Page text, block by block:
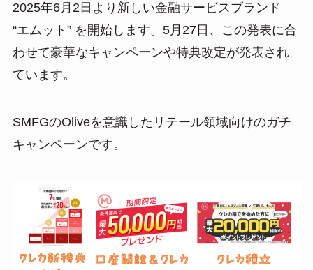
2025年6月2日より新しい金融サービスブランド
“エムット” を開始します。5月27日、この発表に合
わせて豪華なキャンペーンや特典改定が発表され
ています。
SMFGのOliveを意識したリテール領域向けのガチ
キャンペーンです。